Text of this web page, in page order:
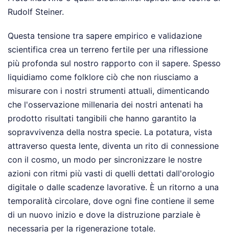
Rudolf Steiner.
Questa tensione tra sapere empirico e validazione
scientifica crea un terreno fertile per una riflessione
più profonda sul nostro rapporto con il sapere. Spesso
liquidiamo come folklore ciò che non riusciamo a
misurare con i nostri strumenti attuali, dimenticando
che l'osservazione millenaria dei nostri antenati ha
prodotto risultati tangibili che hanno garantito la
sopravvivenza della nostra specie. La potatura, vista
attraverso questa lente, diventa un rito di connessione
con il cosmo, un modo per sincronizzare le nostre
azioni con ritmi più vasti di quelli dettati dall'orologio
digitale o dalle scadenze lavorative. È un ritorno a una
temporalità circolare, dove ogni fine contiene il seme
di un nuovo inizio e dove la distruzione parziale è
necessaria per la rigenerazione totale.